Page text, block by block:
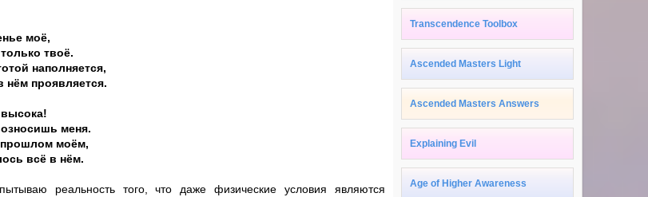
моё,
твоё.
наполняется,
нём проявляется.
меня.
прошлом моём,
всё в нём.
реальность того, что даже физические условия являются
Transcendence Toolbox
Ascended Masters Light
Ascended Masters Answers
Explaining Evil
Age of Higher Awareness